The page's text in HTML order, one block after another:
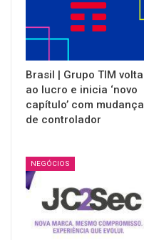
Brasil | Grupo TIM volta
ao lucro e inicia ‘novo
capítulo’ com mudança
de controlador
NEGÓCIOS